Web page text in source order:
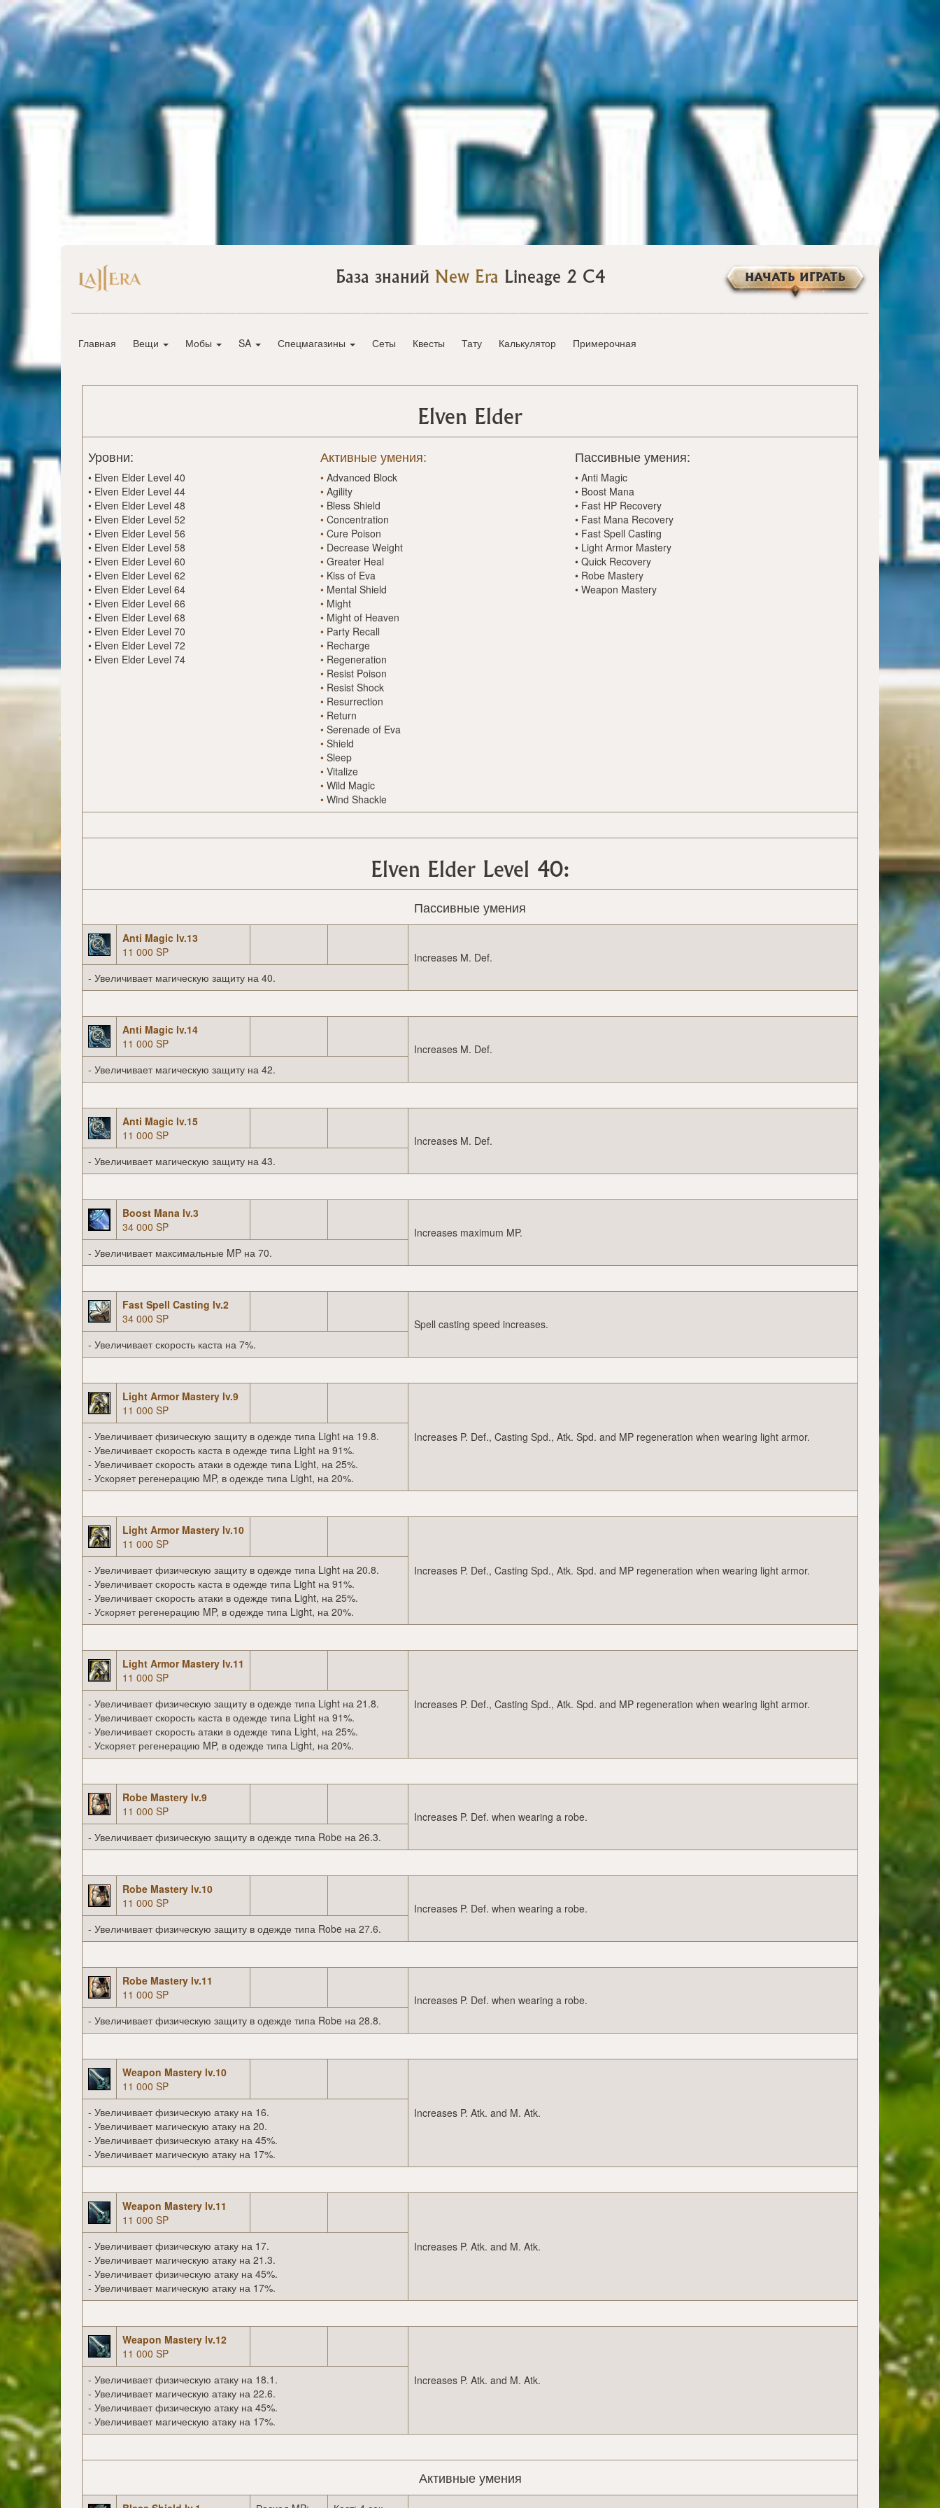
База знаний New Era Lineage 2 C4 НАЧАТЬ ИГРАТЬ
Главная Вещи Мобы SA Спецмагазины Сеты Квесты Тату Калькулятор Примерочная
Elven Elder
Уровни:
• Elven Elder Level 40
• Elven Elder Level 44
• Elven Elder Level 48
• Elven Elder Level 52
• Elven Elder Level 56
• Elven Elder Level 58
• Elven Elder Level 60
• Elven Elder Level 62
• Elven Elder Level 64
• Elven Elder Level 66
• Elven Elder Level 68
• Elven Elder Level 70
• Elven Elder Level 72
• Elven Elder Level 74
Активные умения:
• Advanced Block
• Agility
• Bless Shield
• Concentration
• Cure Poison
• Decrease Weight
• Greater Heal
• Kiss of Eva
• Mental Shield
• Might
• Might of Heaven
• Party Recall
• Recharge
• Regeneration
• Resist Poison
• Resist Shock
• Resurrection
• Return
• Serenade of Eva
• Shield
• Sleep
• Vitalize
• Wild Magic
• Wind Shackle
Пассивные умения:
• Anti Magic
• Boost Mana
• Fast HP Recovery
• Fast Mana Recovery
• Fast Spell Casting
• Light Armor Mastery
• Quick Recovery
• Robe Mastery
• Weapon Mastery
Elven Elder Level 40:
Пассивные умения
Anti Magic lv.13
11 000 SP
Increases M. Def.
- Увеличивает магическую защиту на 40.
Anti Magic lv.14
11 000 SP
Increases M. Def.
- Увеличивает магическую защиту на 42.
Anti Magic lv.15
11 000 SP
Increases M. Def.
- Увеличивает магическую защиту на 43.
Boost Mana lv.3
34 000 SP
Increases maximum MP.
- Увеличивает максимальные MP на 70.
Fast Spell Casting lv.2
34 000 SP
Spell casting speed increases.
- Увеличивает скорость каста на 7%.
Light Armor Mastery lv.9
11 000 SP
Increases P. Def., Casting Spd., Atk. Spd. and MP regeneration when wearing light armor.
- Увеличивает физическую защиту в одежде типа Light на 19.8.
- Увеличивает скорость каста в одежде типа Light на 91%.
- Увеличивает скорость атаки в одежде типа Light, на 25%.
- Ускоряет регенерацию MP, в одежде типа Light, на 20%.
Light Armor Mastery lv.10
11 000 SP
Increases P. Def., Casting Spd., Atk. Spd. and MP regeneration when wearing light armor.
- Увеличивает физическую защиту в одежде типа Light на 20.8.
- Увеличивает скорость каста в одежде типа Light на 91%.
- Увеличивает скорость атаки в одежде типа Light, на 25%.
- Ускоряет регенерацию MP, в одежде типа Light, на 20%.
Light Armor Mastery lv.11
11 000 SP
Increases P. Def., Casting Spd., Atk. Spd. and MP regeneration when wearing light armor.
- Увеличивает физическую защиту в одежде типа Light на 21.8.
- Увеличивает скорость каста в одежде типа Light на 91%.
- Увеличивает скорость атаки в одежде типа Light, на 25%.
- Ускоряет регенерацию MP, в одежде типа Light, на 20%.
Robe Mastery lv.9
11 000 SP
Increases P. Def. when wearing a robe.
- Увеличивает физическую защиту в одежде типа Robe на 26.3.
Robe Mastery lv.10
11 000 SP
Increases P. Def. when wearing a robe.
- Увеличивает физическую защиту в одежде типа Robe на 27.6.
Robe Mastery lv.11
11 000 SP
Increases P. Def. when wearing a robe.
- Увеличивает физическую защиту в одежде типа Robe на 28.8.
Weapon Mastery lv.10
11 000 SP
Increases P. Atk. and M. Atk.
- Увеличивает физическую атаку на 16.
- Увеличивает магическую атаку на 20.
- Увеличивает физическую атаку на 45%.
- Увеличивает магическую атаку на 17%.
Weapon Mastery lv.11
11 000 SP
Increases P. Atk. and M. Atk.
- Увеличивает физическую атаку на 17.
- Увеличивает магическую атаку на 21.3.
- Увеличивает физическую атаку на 45%.
- Увеличивает магическую атаку на 17%.
Weapon Mastery lv.12
11 000 SP
Increases P. Atk. and M. Atk.
- Увеличивает физическую атаку на 18.1.
- Увеличивает магическую атаку на 22.6.
- Увеличивает физическую атаку на 45%.
- Увеличивает магическую атаку на 17%.
Активные умения